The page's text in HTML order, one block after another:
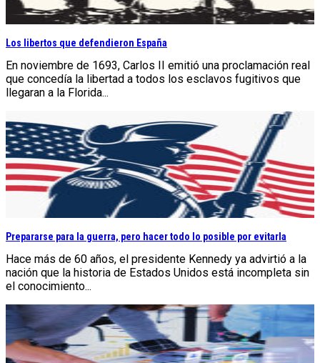
Los libertos que defendieron España
En noviembre de 1693, Carlos II emitió una proclamación real
que concedía la libertad a todos los esclavos fugitivos que
llegaran a la Florida...
Prepararse para la guerra, pero hacer todo lo posible por evitarla
Hace más de 60 años, el presidente Kennedy ya advirtió a la
nación que la historia de Estados Unidos está incompleta sin
el conocimiento...